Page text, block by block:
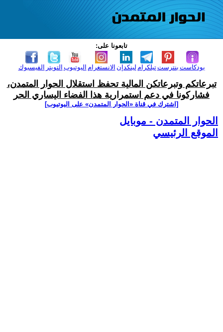
تابعونا على:
الفيسبوك التويتر اليوتيوب الانستغرام لينكدإن تيلكرامبنترست بودكاست
تبرعاتكم وتبرعاتكن المالية تحفظ استقلال الحوار المتمدن،
فشاركونا في دعم استمرارية هذا الفضاء اليساري الحر
[اشترك في قناة ‫«الحوار المتمدن» على اليوتيوب]
الحوار المتمدن - موبايل
الموقع الرئيسي